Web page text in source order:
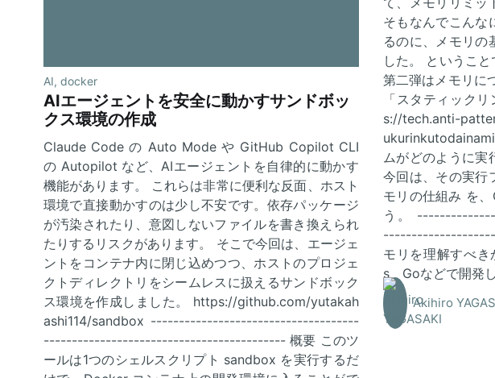
AI, docker
AIエージェントを安全に動かすサンドボッ
クス環境の作成
Claude Code の Auto Mode や GitHub Copilot CLI
の Autopilot など、AIエージェントを自律的に動かす
機能があります。 これらは非常に便利な反面、ホスト
環境で直接動かすのは少し不安です。依存パッケージ
が汚染されたり、意図しないファイルを書き換えられ
たりするリスクがあります。 そこで今回は、エージェ
ントをコンテナ内に閉じ込めつつ、ホストのプロジェ
クトディレクトリをシームレスに扱えるサンドボック
ス環境を作成しました。 https://github.com/yutakah
ashi114/sandbox -------------------------------------
------------------------------------------- 概要 このツ
ールは1つのシェルスクリプト sandbox を実行するだ
そもなんでこんな
るのに、メモリの
した。 というこ
第二弾はメモリに
「スタティック
s://tech.anti-
ムがどのように実
今回は、その実行
モリの仕組み を
う。
モリを理解すべ
s、Goなどで開発
Akihiro